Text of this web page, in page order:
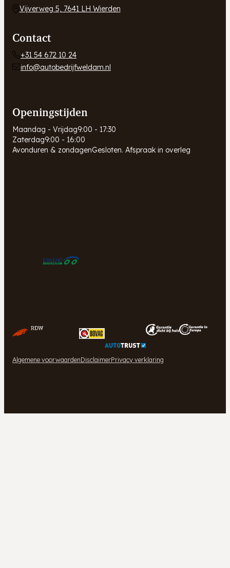
Vijverweg 5, 7641 LH Wierden
Contact
+31 54 672 10 24
info@autobedrijfweldam.nl
Openingstijden
Maandag - Vrijdag9:00 - 17:30
Zaterdag9:00 - 16:00
Avonduren & zondagenGesloten. Afspraak in overleg
Algemene voorwaardenDisclaimerPrivacy verklaring